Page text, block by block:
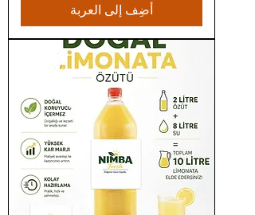
أضِف إلى العربة